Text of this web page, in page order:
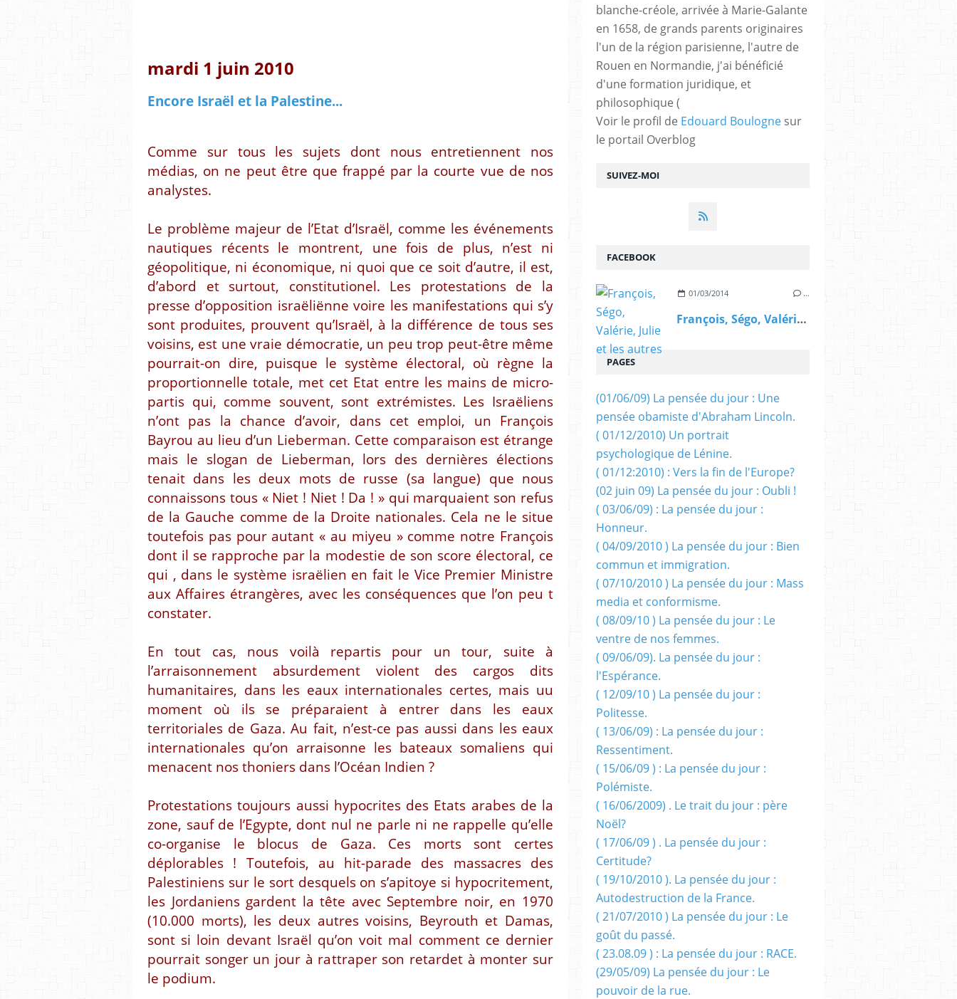
mardi 1 juin 2010
Encore Israël et la Palestine...
Comme sur tous les sujets dont nous entretiennent nos
médias, on ne peut être que frappé par la courte vue de nos
analystes.
Le problème majeur de l’Etat d’Israël, comme les événements
nautiques récents le montrent, une fois de plus, n’est ni
géopolitique, ni économique, ni quoi que ce soit d’autre, il est,
d’abord et surtout, constitutionel. Les protestations de la
presse d’opposition israëliënne voire les manifestations qui s’y
sont produites, prouvent qu’Israël, à la différence de tous ses
voisins, est une vraie démocratie, un peu trop peut-être même
pourrait-on dire, puisque le système électoral, où règne la
proportionnelle totale, met cet Etat entre les mains de micro-
partis qui, comme souvent, sont extrémistes. Les Israëliens
n’ont pas la chance d’avoir, dans cet emploi, un François
Bayrou au lieu d’un Lieberman. Cette comparaison est étrange
mais le slogan de Lieberman, lors des dernières élections
tenait dans les deux mots de russe (sa langue) que nous
connaissons tous « Niet ! Niet ! Da ! » qui marquaient son refus
de la Gauche comme de la Droite nationales. Cela ne le situe
toutefois pas pour autant « au miyeu » comme notre François
dont il se rapproche par la modestie de son score électoral, ce
qui , dans le système israëlien en fait le Vice Premier Ministre
aux Affaires étrangères, avec les conséquences que l’on peu t
constater.
En tout cas, nous voilà repartis pour un tour, suite à
l’arraisonnement absurdement violent des cargos dits
humanitaires, dans les eaux internationales certes, mais uu
moment où ils se préparaient à entrer dans les eaux
territoriales de Gaza. Au fait, n’est-ce pas aussi dans les eaux
internationales qu’on arraisonne les bateaux somaliens qui
menacent nos thoniers dans l’Océan Indien ?
Protestations toujours aussi hypocrites des Etats arabes de la
zone, sauf de l’Egypte, dont nul ne parle ni ne rappelle qu’elle
co-organise le blocus de Gaza. Ces morts sont certes
déplorables ! Toutefois, au hit-parade des massacres des
Palestiniens sur le sort desquels on s’apitoye si hypocritement,
les Jordaniens gardent la tête avec Septembre noir, en 1970
(10.000 morts), les deux autres voisins, Beyrouth et Damas,
sont si loin devant Israël qu’on voit mal comment ce dernier
pourrait songer un jour à rattraper son retardet à monter sur
le podium.
SUIVEZ-MOI
blanche-créole, arrivée à Marie-Galante
en 1658, de grands parents originaires
l'un de la région parisienne, l'autre de
Rouen en Normandie, j'ai bénéficié
d'une formation juridique, et
philosophique (
Voir le profil de Edouard Boulogne sur
le portail Overblog
FACEBOOK
01/03/2014 …
François, Ségo, Valérie, Julie et les autres
PAGES
(01/06/09) La pensée du jour : Une
pensée obamiste d'Abraham Lincoln.
( 01/12/2010) Un portrait
psychologique de Lénine.
( 01/12:2010) : Vers la fin de l'Europe?
(02 juin 09) La pensée du jour : Oubli !
( 03/06/09) : La pensée du jour :
Honneur.
( 04/09/2010 ) La pensée du jour : Bien
commun et immigration.
( 07/10/2010 ) La pensée du jour : Mass
media et conformisme.
( 08/09/10 ) La pensée du jour : Le
ventre de nos femmes.
( 09/06/09). La pensée du jour :
l'Espérance.
( 12/09/10 ) La pensée du jour :
Politesse.
( 13/06/09) : La pensée du jour :
Ressentiment.
( 15/06/09 ) : La pensée du jour :
Polémiste.
( 16/06/2009) . Le trait du jour : père
Noël?
( 17/06/09 ) . La pensée du jour :
Certitude?
( 19/10/2010 ). La pensée du jour :
Autodestruction de la France.
( 21/07/2010 ) La pensée du jour : Le
goût du passé.
( 23.08.09 ) : La pensée du jour : RACE.
(29/05/09) La pensée du jour : Le
pouvoir de la rue.